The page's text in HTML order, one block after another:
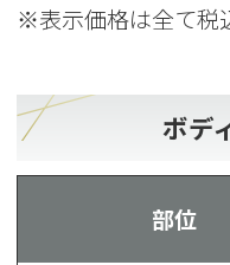
※表示価格は全て税
ボデ
部位